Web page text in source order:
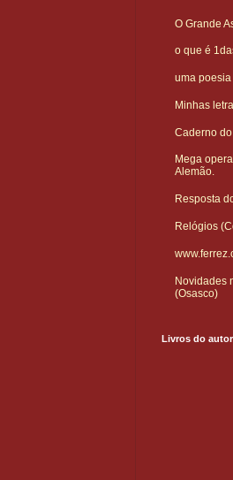
O Grande
o que é
uma
Minhas
Caderno do
Mega
Alemão.
Resposta
Relógios
Novidades
(Osasco)
Livros do autor